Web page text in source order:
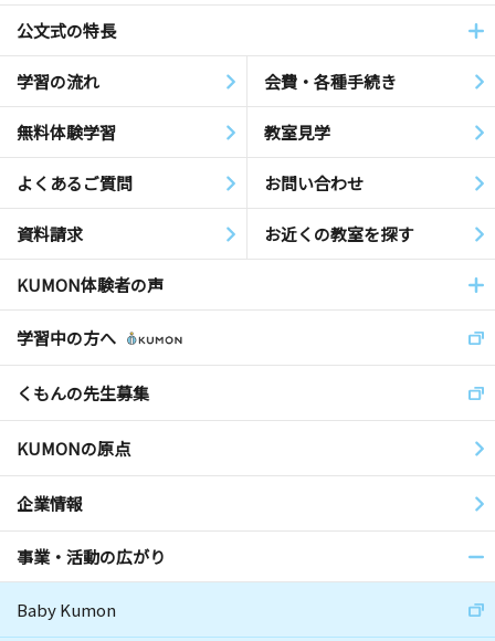
公文式の特長
学習の流れ 会費・各種手続き
無料体験学習 教室見学
よくあるご質問 お問い合わせ
資料請求 お近くの教室を探す
KUMON体験者の声
学習中の方へ
くもんの先生募集
KUMONの原点
企業情報
事業・活動の広がり
Baby Kumon